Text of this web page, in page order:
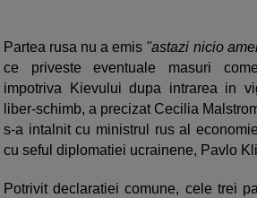
Partea rusa nu a emis "astazi nicio
ce priveste eventuale masuri
impotriva Kievului dupa intrarea in
liber-schimb, a precizat Cecilia
s-a intalnit cu ministrul rus al
cu seful diplomatiei ucrainene, Pavlo
Potrivit declaratiei comune, cele trei